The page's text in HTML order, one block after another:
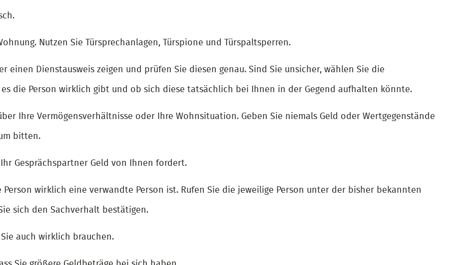
Nutzen Sie Türsprechanlagen, Türspione und Türspaltsperren.
einen Dienstausweis zeigen und prüfen Sie diesen genau. Sind Sie unsicher, wählen Sie die
die Person wirklich gibt und ob sich diese tatsächlich bei Ihnen in der Gegend aufhalten könnte.
Ihre Vermögensverhältnisse oder Ihre Wohnsituation. Geben Sie niemals Geld oder Wertgegenstände
bitten.
Gesprächspartner Geld von Ihnen fordert.
wirklich eine verwandte Person ist. Rufen Sie die jeweilige Person unter der bisher bekannten
sich den Sachverhalt bestätigen.
Sie auch wirklich brauchen.